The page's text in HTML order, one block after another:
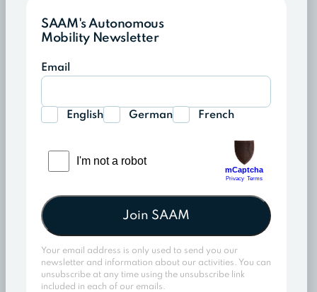
SAAM's Autonomous
Mobility Newsletter
Email
English German French
Join SAAM
Your email address is only used to send you our
newsletter and information about our activities. You can
unsubscribe at any time using the unsubscribe link
included in each of our emails.